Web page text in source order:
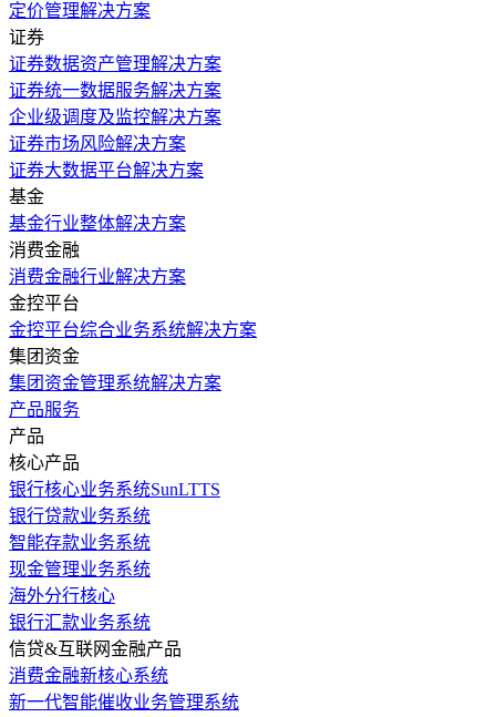
定价管理解决方案
证券
证券数据资产管理解决方案
证券统一数据服务解决方案
企业级调度及监控解决方案
证券市场风险解决方案
证券大数据平台解决方案
基金
基金行业整体解决方案
消费金融
消费金融行业解决方案
金控平台
金控平台综合业务系统解决方案
集团资金
集团资金管理系统解决方案
产品服务
产品
核心产品
银行核心业务系统SunLTTS
银行贷款业务系统
智能存款业务系统
现金管理业务系统
海外分行核心
银行汇款业务系统
信贷&互联网金融产品
消费金融新核心系统
新一代智能催收业务管理系统